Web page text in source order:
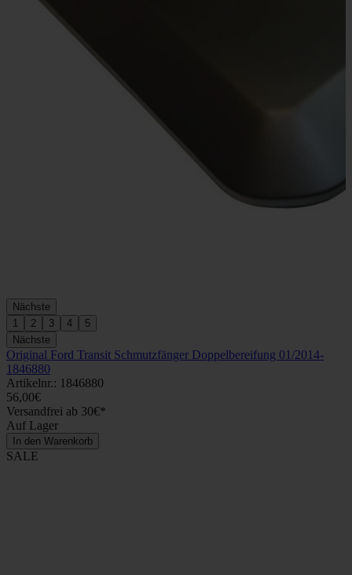
Nächste
1
2 3 4
5
Nächste
Original Ford Transit Schmutzfänger Doppelbereifung 01/2014-
1846880
Artikelnr.: 1846880
56,00€
Versandfrei ab 30€*
Auf Lager
In den Warenkorb
SALE